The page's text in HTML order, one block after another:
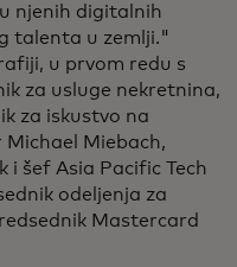
njenih digitalnih
talenta u zemlji."
u prvom redu s
za usluge nekretnina,
za iskustvo na
Miebach,
i šef Asia Pacific Tech
odeljenja za
Mastercard